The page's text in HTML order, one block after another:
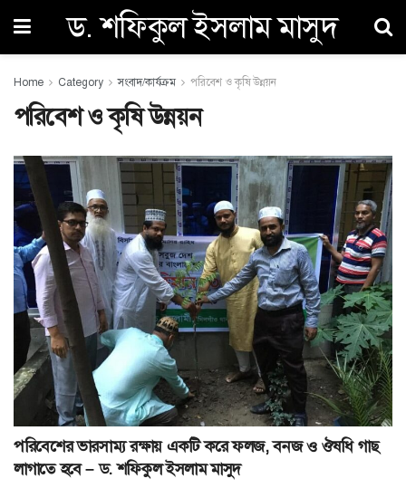
ড. শফিকুল ইসলাম মাসুদ
Home Category সংবাদ/কার্যক্রম পরিবেশ ও কৃষি উন্নয়ন
পরিবেশ ও কৃষি উন্নয়ন
পরিবেশের ভারসাম্য রক্ষায় একটি করে ফলজ, বনজ ও ঔষধি গাছ
লাগাতে হবে – ড. শফিকুল ইসলাম মাসুদ